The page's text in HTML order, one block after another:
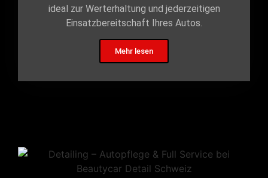
ideal zur Werterhaltung und jederzeitigen
Einsatzbereitschaft Ihres Autos.
Mehr lesen